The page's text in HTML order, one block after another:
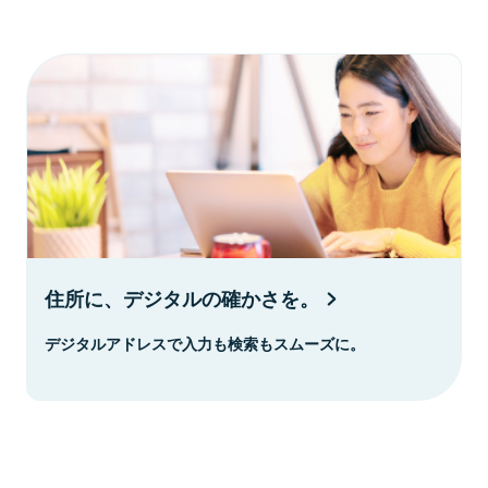
住所に、デジタルの確かさを。
デジタルアドレスで入力も検索もスムーズに。